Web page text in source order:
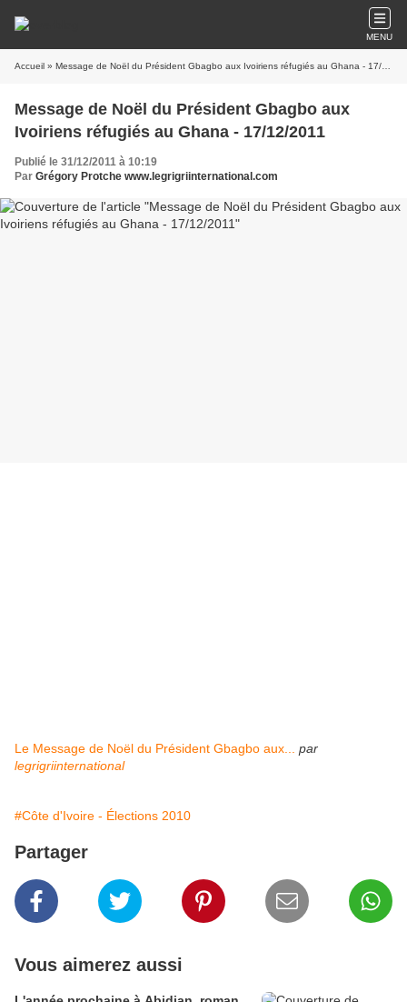
MENU
Accueil » Message de Noël du Président Gbagbo aux Ivoiriens réfugiés au Ghana - 17/12/2011
Message de Noël du Président Gbagbo aux
Ivoiriens réfugiés au Ghana - 17/12/2011
Publié le 31/12/2011 à 10:19
Par Grégory Protche www.legrigriinternational.com
Le Message de Noël du Président Gbagbo aux...
par
legrigriinternational
#Côte d'Ivoire - Élections 2010
Partager
Vous aimerez aussi